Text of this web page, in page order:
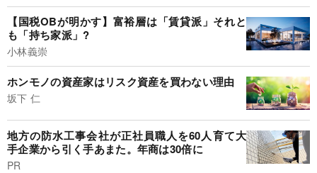
【国税OBが明かす】富裕層は「賃貸派」それと
も「持ち家派」?
小林義崇
ホンモノの資産家はリスク資産を買わない理由
坂下 仁
地方の防水工事会社が正社員職人を60人育て大
手企業から引く手あまた。年商は30倍に
PR